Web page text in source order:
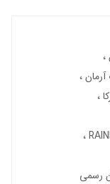
رسمی